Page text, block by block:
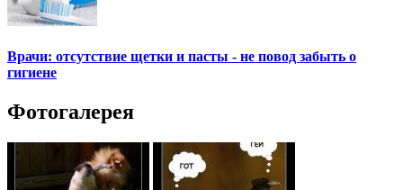
Врачи: отсутствие щетки и пасты - не повод забыть о
гигиене
Фотогалерея